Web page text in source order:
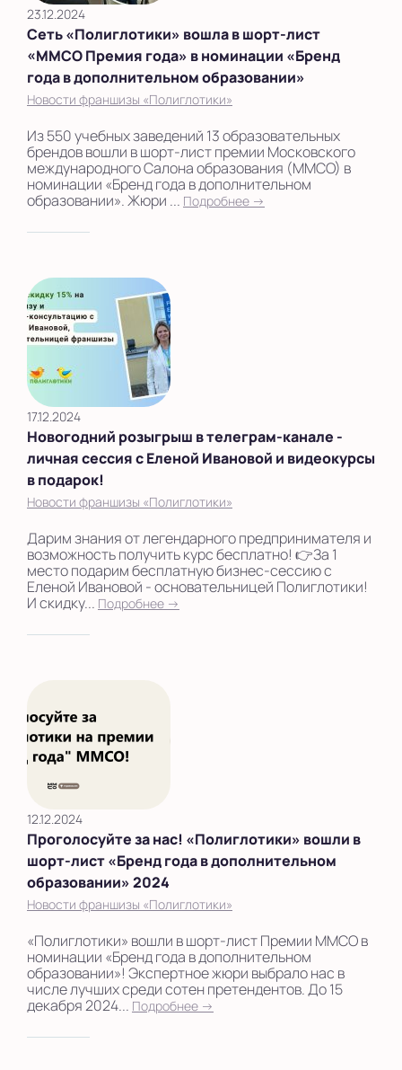
23.12.2024
Сеть «Полиглотики» вошла в шорт-лист
«ММСО Премия года» в номинации «Бренд
года в дополнительном образовании»
Новости франшизы «Полиглотики»
Из 550 учебных заведений 13 образовательных
брендов вошли в шорт-лист премии Московского
международного Салона образования (ММСО) в
номинации «Бренд года в дополнительном
образовании». Жюри ... Подробнее →
17.12.2024
Новогодний розыгрыш в телеграм-канале -
личная сессия с Еленой Ивановой и видеокурсы
в подарок!
Новости франшизы «Полиглотики»
Дарим знания от легендарного предпринимателя и
возможность получить курс бесплатно! 👉За 1
место подарим бесплатную бизнес-сессию с
Еленой Ивановой - основательницей Полиглотики!
И скидку... Подробнее →
12.12.2024
Проголосуйте за нас! «Полиглотики» вошли в
шорт-лист «Бренд года в дополнительном
образовании» 2024
Новости франшизы «Полиглотики»
«Полиглотики» вошли в шорт-лист Премии ММСО в
номинации «Бренд года в дополнительном
образовании»! Экспертное жюри выбрало нас в
числе лучших среди сотен претендентов. До 15
декабря 2024... Подробнее →